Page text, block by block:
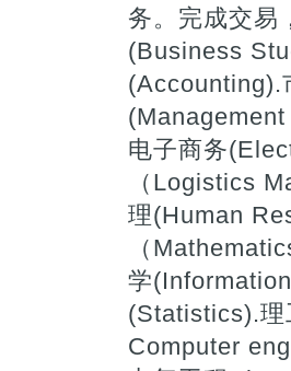
务。完成交易
(Business
(Accounting).
电子商务
（Logistics
理(Human
（
学
(Statistics).理
Computer